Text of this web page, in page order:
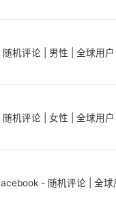
随机评论 | 男性 | 全球用
随机评论 | 女性 | 全球用
- 随机评论 | 全